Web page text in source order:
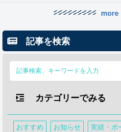
more
記事を検索
カテゴリーでみる
おすすめ お知らせ
実績・ポ